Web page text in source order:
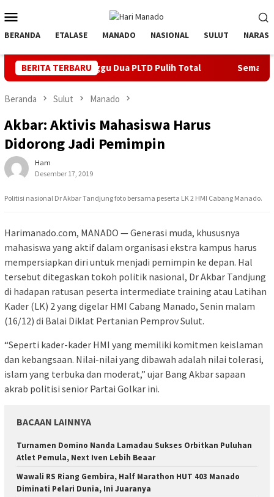
ke
kontenMobile
BERANDA ETALASE MANADO NASIONAL SULUT NARASI
BERITA TERBARU
Minggu Dua PLTD Pulih Total Semarakkan HUT ke
Beranda Sulut Manado
Akbar: Aktivis Mahasiswa Harus
Didorong Jadi Pemimpin
Ham
Desember 17, 2019
Politisi nasional Dr Akbar Tandjung foto bersama peserta LK 2 HMI Cabang Manado.
Harimanado.com, MANADO — Generasi muda, khususnya
mahasiswa yang aktif dalam organisasi ekstra kampus harus
mempersiapkan diri untuk menjadi pemimpin ke depan. Hal
tersebut ditegaskan tokoh politik nasional, Dr Akbar Tandjung
di hadapan ratusan peserta intermediate training atau Latihan
Kader (LK) 2 yang digelar HMI Cabang Manado, Senin malam
(16/12) di Balai Diklat Pertanian Pemprov Sulut.
“Seperti kader-kader HMI yang memiliki komitmen keislaman
dan kebangsaan. Nilai-nilai yang dibawah adalah nilai tolerasi,
islam yang terbuka dan moderat,” ujar Bang Akbar sapaan
akrab politisi senior Partai Golkar ini.
BACAAN LAINNYA
Turnamen Domino Nanda Lamadau Sukses Orbitkan Puluhan
Atlet Pemula, Next Iven Lebih Beaar
Wawali RS Riang Gembira, Half Marathon HUT 403 Manado
Diminati Pelari Dunia, Ini Juaranya